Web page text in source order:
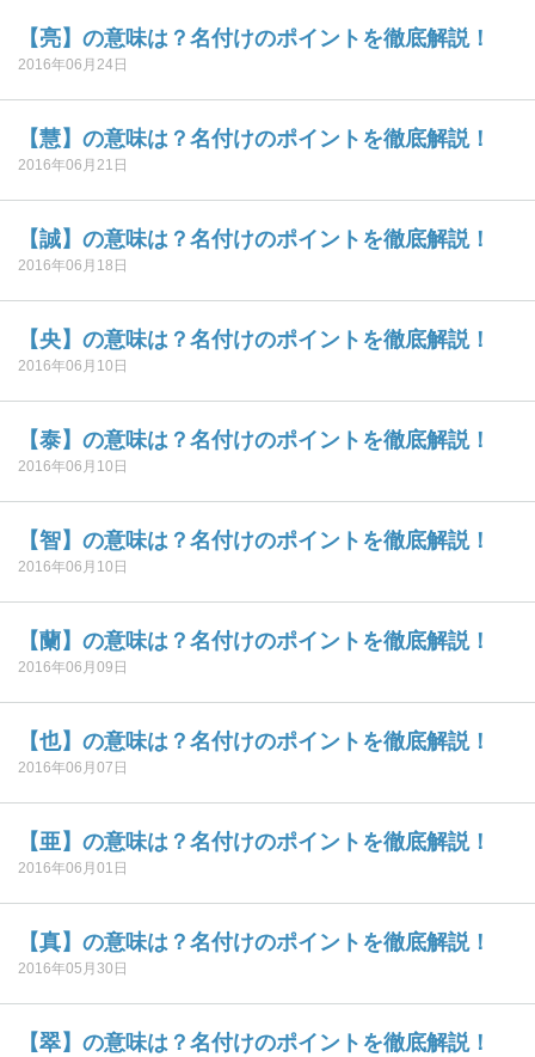
【亮】の意味は？名付けのポイントを徹底解説！
2016年06月24日
【慧】の意味は？名付けのポイントを徹底解説！
2016年06月21日
【誠】の意味は？名付けのポイントを徹底解説！
2016年06月18日
【央】の意味は？名付けのポイントを徹底解説！
2016年06月10日
【泰】の意味は？名付けのポイントを徹底解説！
2016年06月10日
【智】の意味は？名付けのポイントを徹底解説！
2016年06月10日
【蘭】の意味は？名付けのポイントを徹底解説！
2016年06月09日
【也】の意味は？名付けのポイントを徹底解説！
2016年06月07日
【亜】の意味は？名付けのポイントを徹底解説！
2016年06月01日
【真】の意味は？名付けのポイントを徹底解説！
2016年05月30日
【翠】の意味は？名付けのポイントを徹底解説！